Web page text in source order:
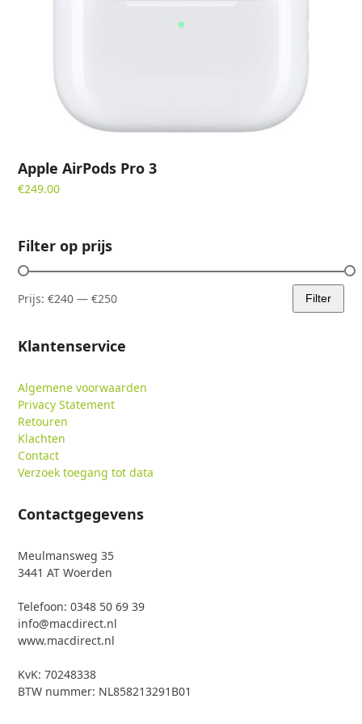
Apple AirPods Pro 3
€249.00
Filter op prijs
Min.
Max.
Filter
Prijs:€240 —€250
Klantenservice
Algemene voorwaarden
Privacy Statement
Retouren
Klachten
Contact
Verzoek toegang tot data
Contactgegevens
Meulmansweg 35
3441 AT Woerden
Telefoon: 0348 50 69 39
info@macdirect.nl
www.macdirect.nl
KvK: 70248338
BTW nummer: NL858213291B01